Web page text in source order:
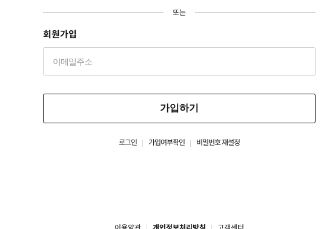
또는
회원가입
가입하기
로그인 가입여부확인 비밀번호 재설정